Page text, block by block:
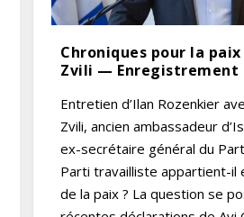
Chroniques pour la
Zvili — Enregistrement
Entretien d’Ilan Rozenkier
Zvili, ancien ambassadeur
ex-secrétaire général du
Parti travailliste appartient-il
de la paix ? La question se